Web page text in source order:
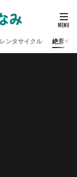
レンタサイクル 絶景